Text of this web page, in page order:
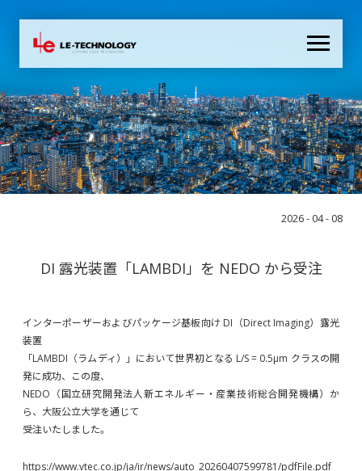
DI 露光装置「LAMBDI」を NEDO から受注
2026 - 04 - 08
インターポーザーおよびパッケージ基板向け DI（Direct Imaging）露光
装置
「LAMBDI（ラムディ）」において世界初となる L/S = 0.5μm クラスの開
発に成功、この度、
NEDO（国立研究開発法人新エネルギー・産業技術総合開発機構）か
ら、大阪公立大学を通じて
受注いたしました。
https://www.vtec.co.jp/ja/ir/news/auto_20260407599781/pdfFile.pdf